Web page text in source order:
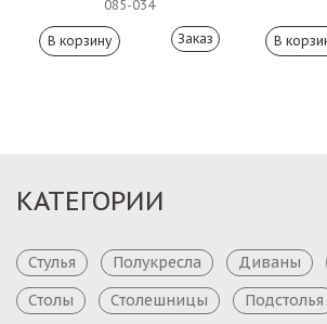
085-034
Заказ
КАТЕГОРИИ
Стулья Полукресла Диваны
Столы
Столешницы
Подстолья